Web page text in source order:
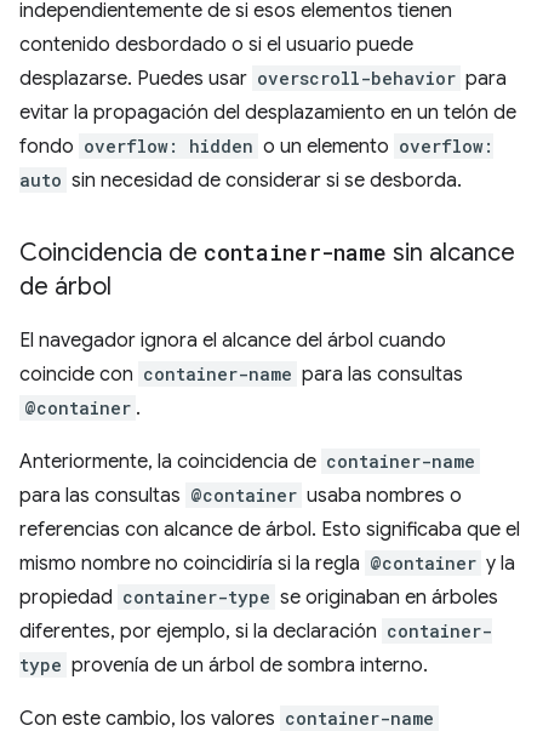
independientemente de si esos elementos tienen
contenido desbordado o si el usuario puede
desplazarse. Puedes usar overscroll-behavior para
evitar la propagación del desplazamiento en un telón de
fondo overflow: hidden o un elemento overflow:
auto sin necesidad de considerar si se desborda.
Coincidencia de container-name sin alcance
de árbol
El navegador ignora el alcance del árbol cuando
coincide con container-name para las consultas
@container .
Anteriormente, la coincidencia de container-name
para las consultas @container usaba nombres o
referencias con alcance de árbol. Esto significaba que el
mismo nombre no coincidiría si la regla @container y la
propiedad container-type se originaban en árboles
diferentes, por ejemplo, si la declaración container-
type provenía de un árbol de sombra interno.
Con este cambio, los valores container-name